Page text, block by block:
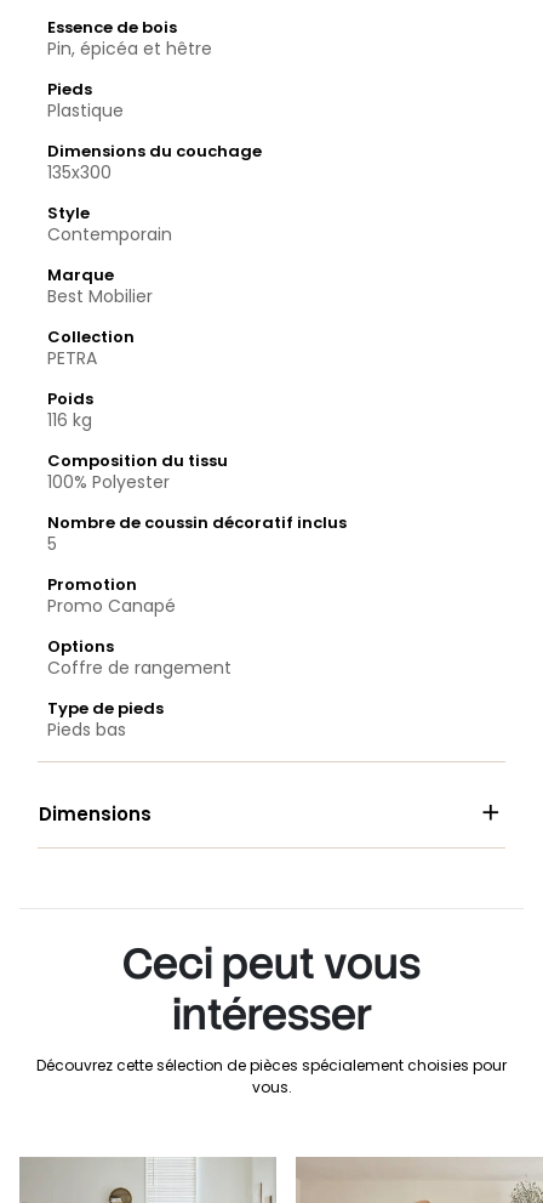
Essence de bois
Pin, épicéa et hêtre
Pieds
Plastique
Dimensions du couchage
135x300
Style
Contemporain
Marque
Best Mobilier
Collection
PETRA
Poids
116 kg
Composition du tissu
100% Polyester
Nombre de coussin décoratif inclus
5
Promotion
Promo Canapé
Options
Coffre de rangement
Type de pieds
Pieds bas
Dimensions 
Ceci peut vous
intéresser
Découvrez cette sélection de pièces spécialement choisies pour
vous.